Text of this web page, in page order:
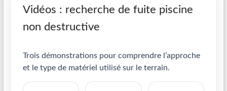
Vidéos : recherche de fuite piscine
non destructive
Trois démonstrations pour comprendre l’approche
et le type de matériel utilisé sur le terrain.